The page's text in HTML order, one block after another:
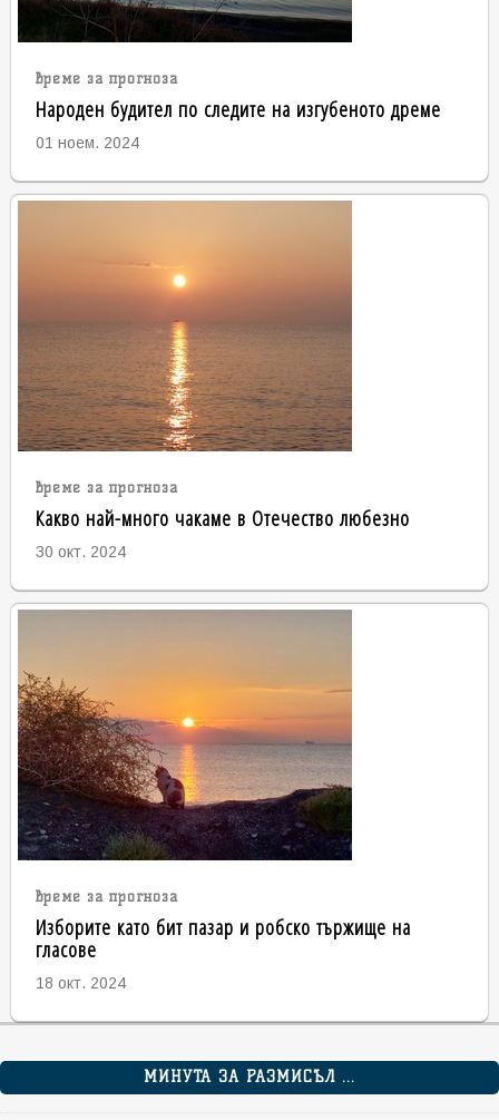
време за прогноза
Народен будител по следите на изгубеното дреме
01 ноем. 2024
време за прогноза
Какво най-много чакаме в Отечество любезно
30 окт. 2024
време за прогноза
Изборите като бит пазар и робско тържище на
гласове
18 окт. 2024
МИНУТА ЗА РАЗМИСЪЛ ...